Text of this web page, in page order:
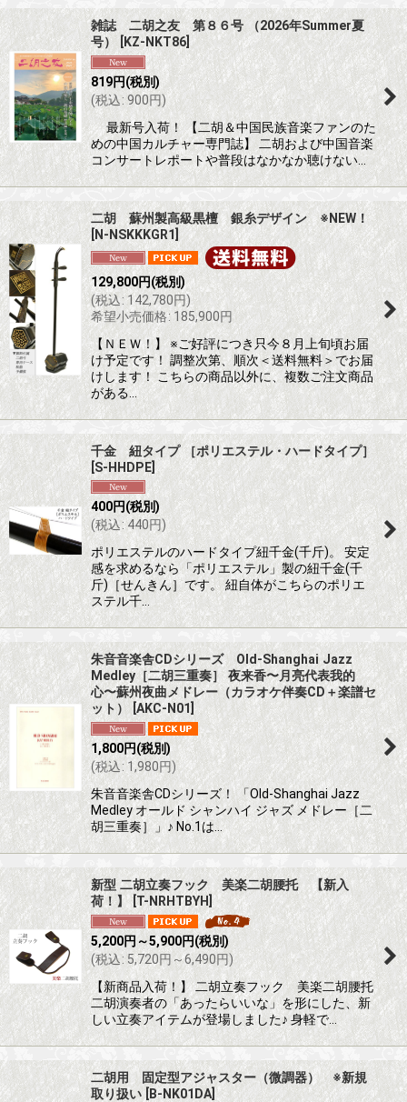
雑誌 二胡之友 第８６号 （2026年Summer夏
号）
KZ-NKT86
819円(税別)
(税込: 900円)
最新号入荷！ 【二胡＆中国民族音楽ファンのた
めの中国カルチャー専門誌】 二胡および中国音楽
コンサートレポートや普段はなかなか聴けない…
二胡 蘇州製高級黒檀 銀糸デザイン ※NEW！
[N-NSKKKGR1]
129,800円(税別)
(税込: 142,780円)
希望小売価格: 185,900円
【ＮＥＷ！】 ※ご好評につき只今８月上旬頃お届
け予定です！ 調整次第、順次＜送料無料＞でお届
けします！ こちらの商品以外に、複数ご注文商品
がある…
千金 紐タイプ ［ポリエステル・ハードタイプ］
[S-HHDPE]
400円(税別)
(税込: 440円)
ポリエステルのハードタイプ紐千金(千斤)。 安定
感を求めるなら「ポリエステル」製の紐千金(千
斤)［せんきん］です。 紐自体がこちらのポリエ
ステル千…
朱音音楽舎CDシリーズ Old-Shanghai Jazz
Medley［二胡三重奏］ 夜来香〜月亮代表我的
心〜蘇州夜曲メドレー（カラオケ伴奏CD＋楽譜セ
ット）
AKC-N01 ]
1,800円(税別)
(税込: 1,980円)
朱音音楽舎CDシリーズ！ 「Old-Shanghai Jazz
Medley オールド シャンハイ ジャズ メドレー［二
胡三重奏］」♪ No.1は…
新型 二胡立奏フック 美楽二胡腰托 【新入
荷！】 [ T-NRHTBYH]
5,200円 ～5,900円(税別)
(税込: 5,720円 ～6,490円)
【新商品入荷！】 二胡立奏フック 美楽二胡腰托
二胡演奏者の「あったらいいな」を形にした、新
しい立奏アイテムが登場しました♪ 身軽で…
二胡用 固定型アジャスター（微調器） ※新規
取り扱い [B-NK01DA